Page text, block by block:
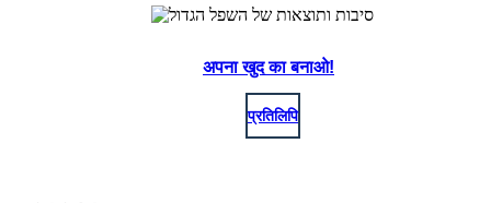
अपना खुद का बनाओ!
प्रतिलिपि